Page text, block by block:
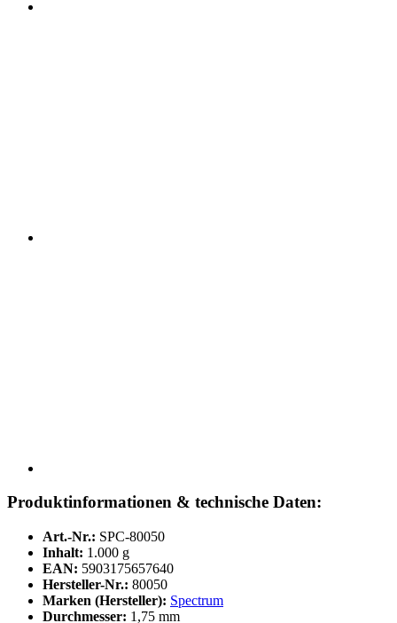
Produktinformationen & technische Daten:
Art.-Nr.: SPC-80050
Inhalt: 1.000 g
EAN: 5903175657640
Hersteller-Nr.: 80050
Marken (Hersteller): Spectrum
Durchmesser: 1,75 mm